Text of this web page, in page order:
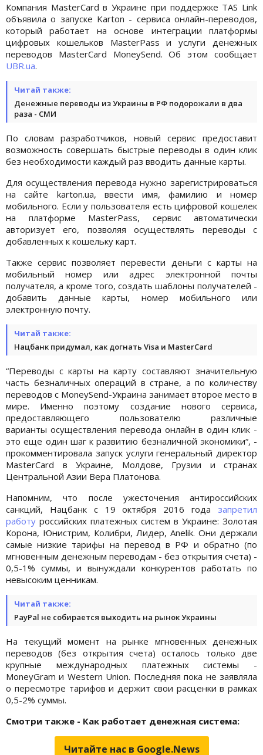
Компания MasterСard в Украине при поддержке TAS Link
объявила о запуске Karton - сервиса онлайн-переводов,
который работает на основе интеграции платформы
цифровых кошельков MasterPass и услуги денежных
переводов MasterСard MoneySend. Об этом сообщает
UBR.ua.
Читай также:
Денежные переводы из Украины в РФ подорожали в два
раза - СМИ
По словам разработчиков, новый сервис предоставит
возможность совершать быстрые переводы в один клик
без необходимости каждый раз вводить данные карты.
Для осуществления перевода нужно зарегистрироваться
на сайте karton.ua, ввести имя, фамилию и номер
мобильного. Если у пользователя есть цифровой кошелек
на платформе MasterPass, сервис автоматически
авторизует его, позволяя осуществлять переводы с
добавленных к кошельку карт.
Также сервис позволяет перевести деньги с карты на
мобильный номер или адрес электронной почты
получателя, а кроме того, создать шаблоны получателей -
добавить данные карты, номер мобильного или
электронную почту.
Читай также:
Нацбанк придумал, как догнать Visa и MasterСard
“Переводы с карты на карту составляют значительную
часть безналичных операций в стране, а по количеству
переводов с MoneySend-Украина занимает второе место в
мире. Именно поэтому создание нового сервиса,
предоставляющего пользователю различные
варианты осуществления перевода онлайн в один клик -
это еще один шаг к развитию безналичной экономики“, -
прокомментировала запуск услуги генеральный директор
MasterСard в Украине, Молдове, Грузии и странах
Центральной Азии Вера Платонова.
Напомним, что после ужесточения антироссийских
санкций, Нацбанк с 19 октября 2016 года запретил
работу российских платежных систем в Украине: Золотая
Корона, Юнистрим, Колибри, Лидер, Anelik. Они держали
самые низкие тарифы на перевод в РФ и обратно (по
мгновенным денежным переводам - без открытия счета) -
0,5-1% суммы, и вынуждали конкурентов работать по
невысоким ценникам.
Читай также:
PayPal не собирается выходить на рынок Украины
На текущий момент на рынке мгновенных денежных
переводов (без открытия счета) осталось только две
крупные международных платежных системы -
MoneyGram и Western Union. Последняя пока не заявляла
о пересмотре тарифов и держит свои расценки в рамках
0,5-2% суммы.
Смотри также - Как работает денежная система:
Читайте нас в Google.News